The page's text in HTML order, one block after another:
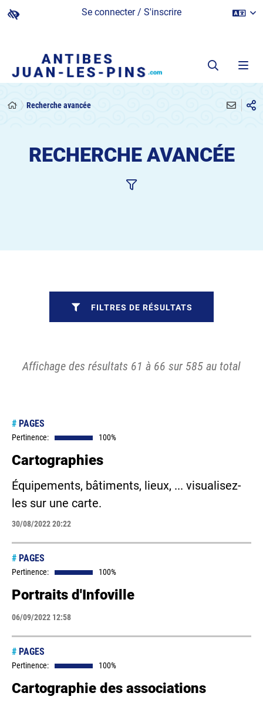
Se connecter / S'inscrire
Recherche avancée
RECHERCHE AVANCÉE
Affichage des résultats 61 à 66 sur 585 au total
# PAGES
Pertinence: 100%
Cartographies
Équipements, bâtiments, lieux, ... visualisez-
les sur une carte.
30/08/2022 20:22
# PAGES
Pertinence: 100%
Portraits d'Infoville
06/09/2022 12:58
# PAGES
Pertinence: 100%
Cartographie des associations
FILTRES DE RÉSULTATS